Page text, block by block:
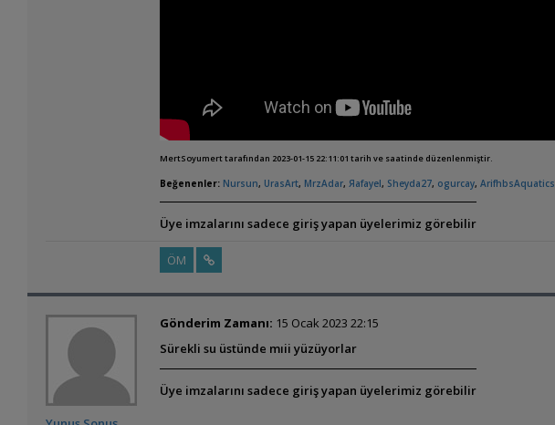
MertSoyumert tarafından 2023-01-15 22:11:01 tarih ve saatinde düzenlenmiştir.
Beğenenler: Nursun, UrasArt, MrzAdar, Яafayel, Sheyda27, ogurcay,ArifhbsAquatics
Üye imzalarını sadece giriş yapan üyelerimiz görebilir
ÖM
Gönderim Zamanı: 15 Ocak 2023 22:15
Sürekli su üstünde mıii yüzüyorlar
Üye imzalarını sadece giriş yapan üyelerimiz görebilir